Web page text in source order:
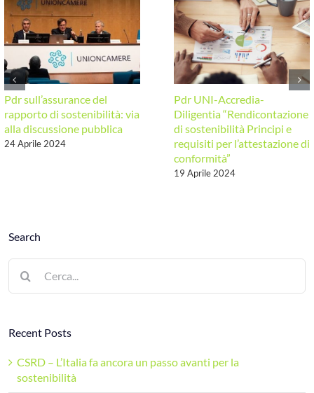
sostenibilità”
Pdr sull’assurance del
rapporto di sostenibilità: via
alla discussione pubblica
24 Aprile 2024
Pdr UNI-Accredia-
Diligentia “Rendicontazione
di sostenibilità Principi e
requisiti per l’attestazione di
conformità”
19 Aprile 2024
Search
Cerca
per:
Recent Posts
CSRD – L’Italia fa ancora un passo avanti per la
sostenibilità